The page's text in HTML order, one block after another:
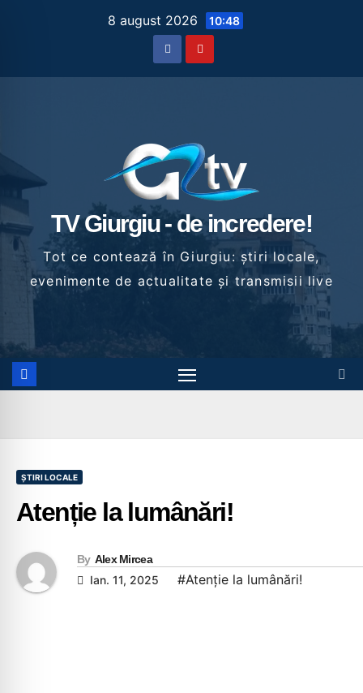
8 august 2026 10:48
TV Giurgiu - de incredere!
Tot ce contează în Giurgiu: știri locale,
evenimente de actualitate și transmisii live
ȘTIRI LOCALE
Atenție la lumânări!
By Alex Mircea
Ian. 11, 2025 #Atenție la lumânări!